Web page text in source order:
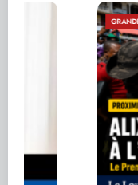
GRANDE ACTUALITÉ